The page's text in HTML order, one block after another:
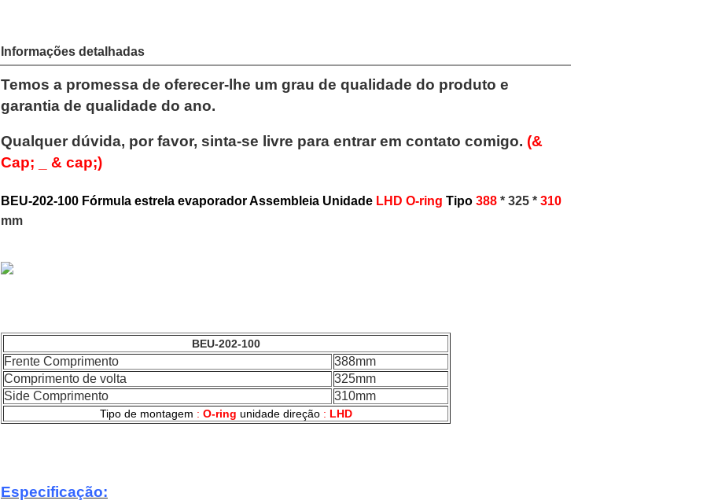
Informações detalhadas
Temos a promessa de oferecer-lhe um grau de qualidade do produto e
garantia de qualidade do ano.
Qualquer dúvida, por favor, sinta-se livre para entrar em contato comigo. (&
Cap; _ & cap;)
BEU-202-100 Fórmula estrela evaporador Assembleia Unidade LHD O-ring Tipo 388 * 325 * 310
mm
BEU-202-100
Frente Comprimento
388mm
Comprimento de volta
325mm
Side Comprimento
310mm
Tipo de montagem : O-ring unidade direção : LHD
Especificação: